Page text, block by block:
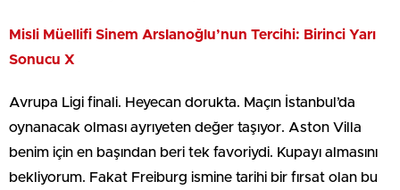
Misli Müellifi Sinem Arslanoğlu’nun Tercihi: Birinci Yarı
Sonucu X
Avrupa Ligi finali. Heyecan dorukta. Maçın İstanbul’da
oynanacak olması ayrıyeten değer taşıyor. Aston Villa
benim için en başından beri tek favoriydi. Kupayı almasını
bekliyorum. Fakat Freiburg ismine tarihi bir fırsat olan bu